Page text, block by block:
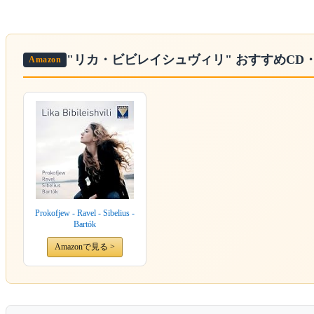
Amazon "リカ・ビビレイシュヴィリ" おすすめCD
Prokofjew - Ravel - Sibelius -
Bartók
Amazonで見る >